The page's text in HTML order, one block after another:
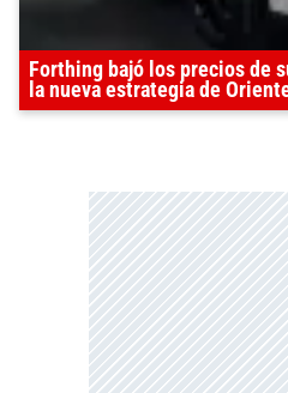
Forthing bajó los precios de
la nueva estrategia de